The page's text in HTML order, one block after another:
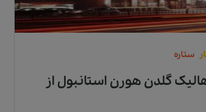
ستاره
گلدن هورن استانبولاز